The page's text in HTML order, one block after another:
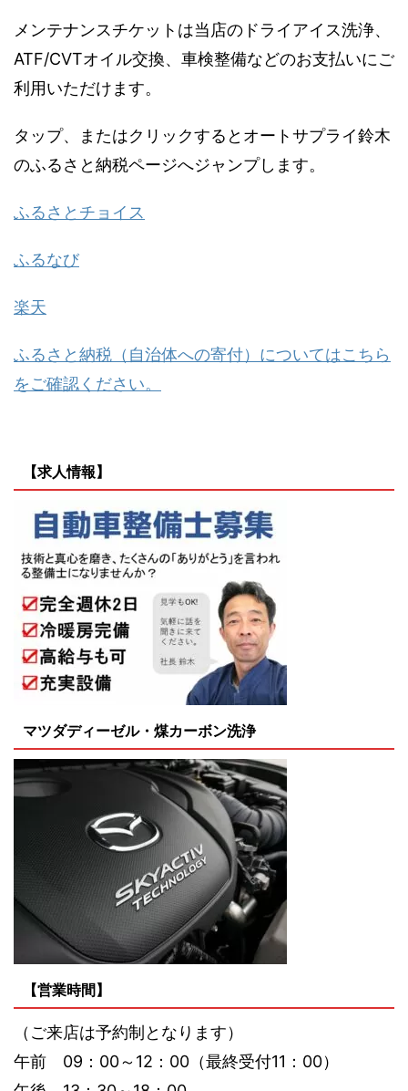
メンテナンスチケットは当店のドライアイス洗浄、
ATF/CVTオイル交換、車検整備などのお支払いにご
利用いただけます。
タップ、またはクリックするとオートサプライ鈴木
のふるさと納税ページへジャンプします。
ふるさとチョイス
ふるなび
楽天
ふるさと納税（自治体への寄付）についてはこちら
をご確認ください。
【求人情報】
マツダディーゼル・煤カーボン洗浄
【営業時間】
（ご来店は予約制となります）
午前 09：00～12：00（最終受付11：00）